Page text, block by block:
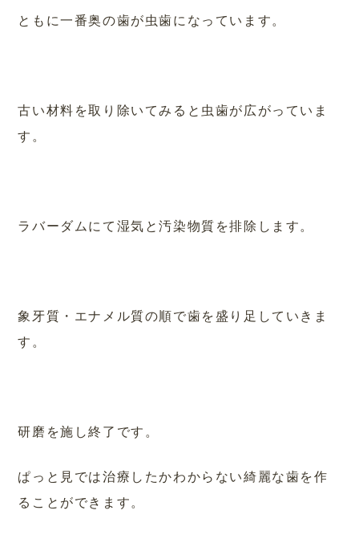
ともに一番奥の歯が虫歯になっています。
古い材料を取り除いてみると虫歯が広がっていま
す。
ラバーダムにて湿気と汚染物質を排除します。
象牙質・エナメル質の順で歯を盛り足していきま
す。
研磨を施し終了です。
ぱっと見では治療したかわからない綺麗な歯を作
ることができます。